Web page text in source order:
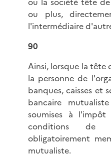
ou plus,
l'intermédiaire
90
Ainsi, lorsque la tête
la personne de
banques, caisses et
bancaire
soumises à
conditions de
obligatoirement
mutualiste.